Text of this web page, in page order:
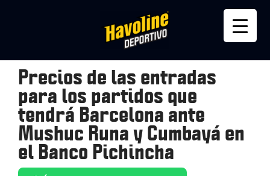
Precios de las entradas
para los partidos que
tendrá Barcelona ante
Mushuc Runa y Cumbayá en
el Banco Pichincha